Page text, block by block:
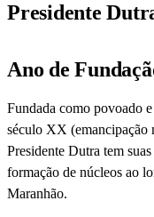
Presidente
Ano de
Fundada como povoado
século XX (emancipação
Presidente Dutra tem
formação de núcleos ao
Maranhão.